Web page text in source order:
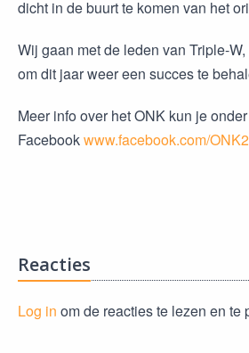
dicht in de buurt te komen van het
Wij gaan met de leden van Triple-
om dit jaar weer een succes te
Meer info over het ONK kun je
Facebookwww.facebook.com/
Reacties
Log in om de reacties te lezen en te